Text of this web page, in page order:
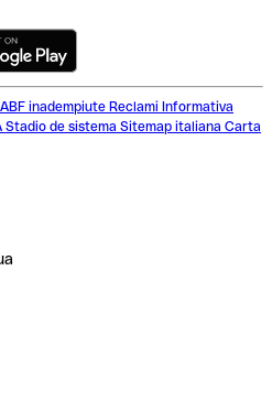
inadempiute Reclami Informativa
Stadio de sistema Sitemap italiana Carta